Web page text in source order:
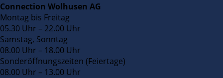
Connection Wolhusen AG
Montag bis Freitag
05.30 Uhr – 22.00 Uhr
Samstag, Sonntag
08.00 Uhr – 18.00 Uhr
Sonderöffnungszeiten (Feiertage)
08.00 Uhr – 13.00 Uhr